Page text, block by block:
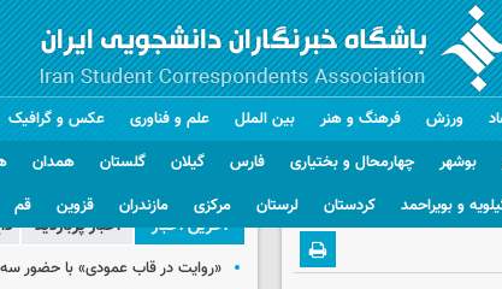
ورزش فرهنگ و هنر بین الملل علم و فناوری عکس و گرافیک
بوشهر چهارمحال و بختیاری فارس گیلان گلستان همدان
و بویراحمد کردستان لرستان مرکزی مازندران قزوین قم
آخرین اخبار اخبار پربازدید
«روایت در قاب عمودی» با حضور